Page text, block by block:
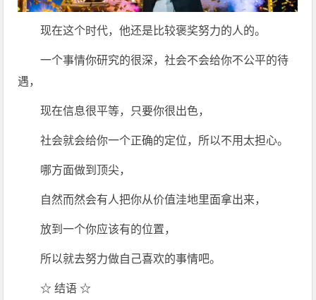
现在这个时代，他还是比较褒奖努力的人的。
一个事情你研究的很深，社会不会给你不公平的待
遇，
现在信息很平等，只要你很出色，
社会就会给你一个正确的定位，所以不用太担心。
哪方面做到顶尖，
自然而然会有人把你从价值洼地里面拿出来，
放到一个你应该有的位置，
所以就去努力做自己喜欢的事情吧。
☆ 结语 ☆